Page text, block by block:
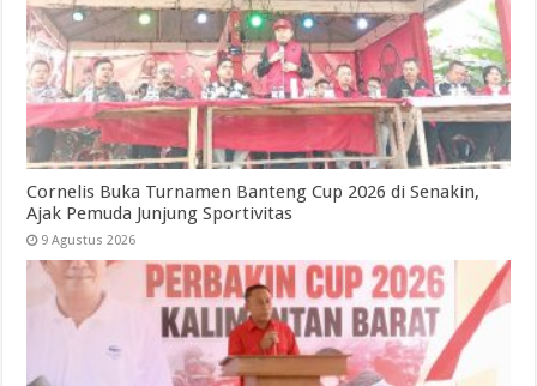
Cornelis Buka Turnamen Banteng Cup 2026 di Senakin,
Ajak Pemuda Junjung Sportivitas
9 Agustus 2026